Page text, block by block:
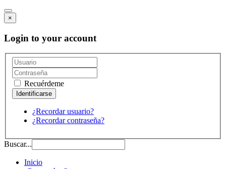
×
Login to your account
Recuérdeme
¿Recordar usuario?
¿Recordar contraseña?
Buscar...
Inicio